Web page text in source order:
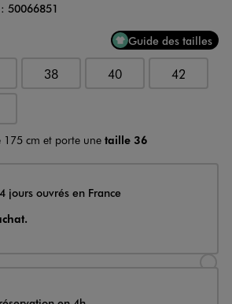
50066851
Guide des tailles
38 40 42
175 cm et porte une taille 36
jours ouvrés en France